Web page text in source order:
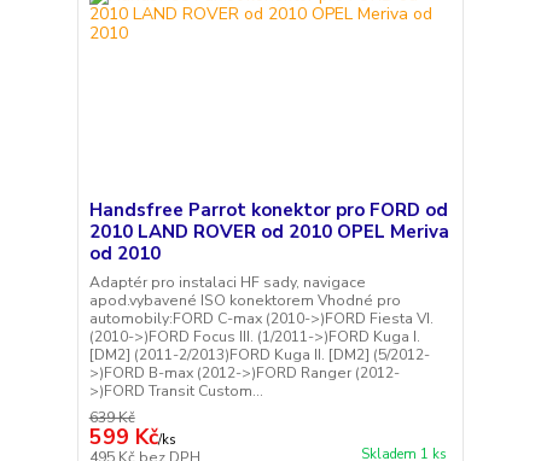
Handsfree Parrot konektor pro FORD od
2010 LAND ROVER od 2010 OPEL Meriva
od 2010
Adaptér pro instalaci HF sady, navigace
apod.vybavené ISO konektorem Vhodné pro
automobily:FORD C-max (2010->)FORD Fiesta VI.
(2010->)FORD Focus III. (1/2011->)FORD Kuga I.
[DM2] (2011-2/2013)FORD Kuga II. [DM2] (5/2012-
>)FORD B-max (2012->)FORD Ranger (2012-
>)FORD Transit Custom...
639 Kč
599 Kč/ks
Skladem 1 ks